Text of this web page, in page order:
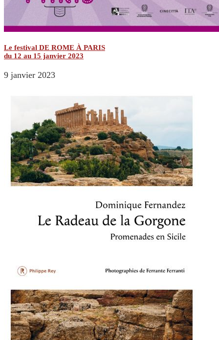
Le festival DE ROME À PARIS
du 12 au 15 janvier 2023
9 janvier 2023